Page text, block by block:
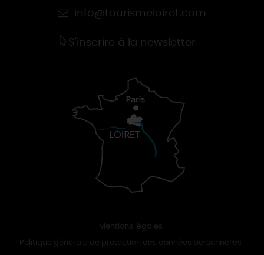
info@tourismeloiret.com
S'inscrire à la newsletter
Mentions légales
Politique générale de protection des données personnelles